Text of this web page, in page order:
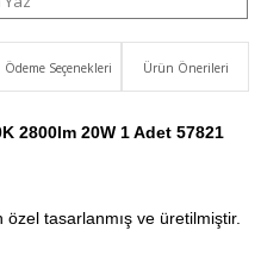
Ödeme Seçenekleri Ürün Önerileri
2800lm 20W 1 Adet 57821
özel tasarlanmış ve üretilmiştir.